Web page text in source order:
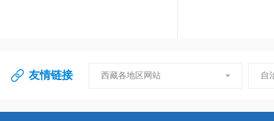
友情链接 西藏各地区网站 自